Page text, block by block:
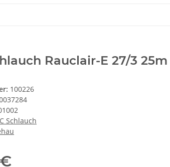
Rauclair-E 27/3
100226
Schlauch